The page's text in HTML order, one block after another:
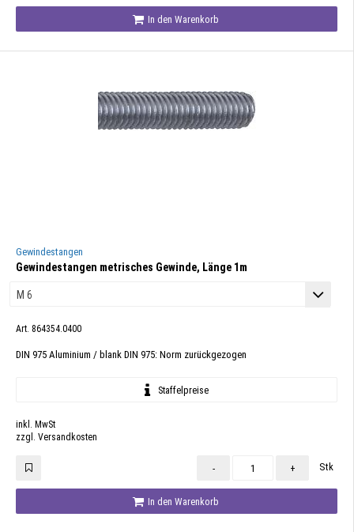
In den Warenkorb
Gewindestangen
Gewindestangen metrisches Gewinde, Länge 1m
Art. 864354.0400
DIN 975 Aluminium / blank DIN 975: Norm zurückgezogen
Staffelpreise
inkl. MwSt
zzgl. Versandkosten
- + Stk
In den Warenkorb